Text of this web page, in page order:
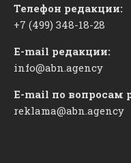
Телефон редакции:
+7 (499) 348-18-28
E-mail редакции:
info@abn.agency
E-mail по вопросам
reklama@abn.agency